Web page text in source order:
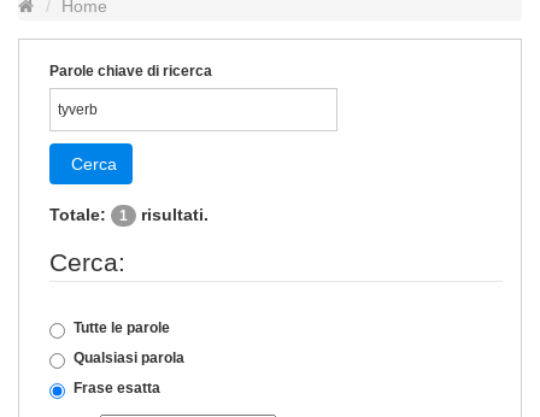
Home
Parole chiave di ricerca
Cerca
Totale: 1 risultati.
Cerca:
Tutte le parole
Qualsiasi parola
Frase esatta